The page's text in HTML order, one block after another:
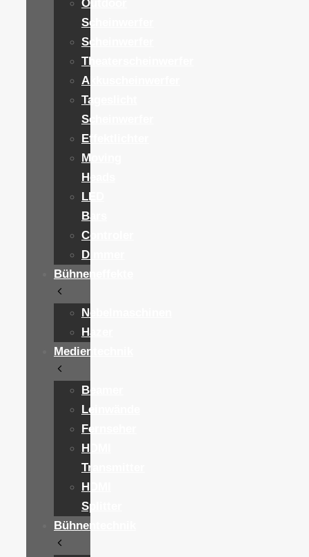
Outdoor
Scheinwerfer
Scheinwerfer
Theaterscheinwerfer
Akkuscheinwerfer
Tageslicht
Scheinwerfer
Effektlichter
Moving
Heads
LED
Bars
Controler
Dimmer
Bühneneffekte
Nebelmaschinen
Hazer
Medientechnik
Beamer
Leinwände
Fernseher
HDMI
Transmitter
HDMI
Splitter
Bühnentechnik